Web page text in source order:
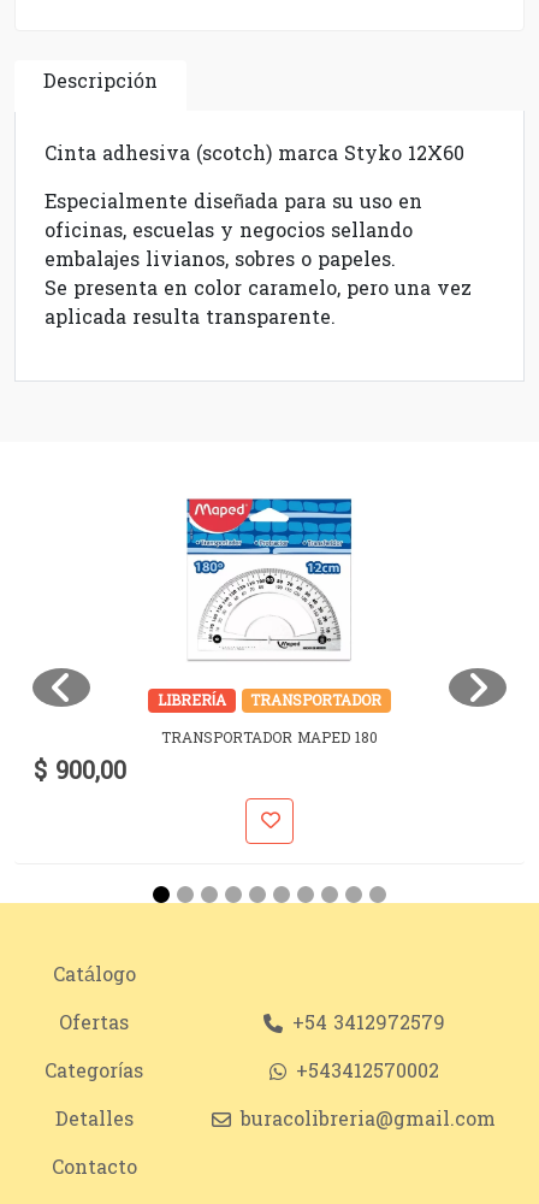
Descripción
Cinta adhesiva (scotch) marca Styko 12X60
Especialmente diseñada para su uso en
oficinas, escuelas y negocios sellando
embalajes livianos, sobres o papeles.
Se presenta en color caramelo, pero una vez
aplicada resulta transparente.
LIBRERÍA
TRANSPORTADOR
TRANSPORTADOR MAPED 180
$ 900,00
Catálogo
Ofertas
Categorías
Detalles
Contacto
+54 3412972579
+543412570002
buracolibreria@gmail.com